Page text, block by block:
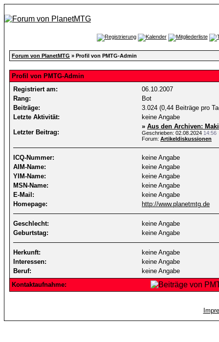
Forum von PlanetMTG » Profil von PMTG-Admin
Profil von PMTG-Admin
Registriert am:
06.10.2007
Rang:
Bot
Beiträge:
3.024 (0,44 Beiträge pro
Letzte Aktivität:
keine Angabe
Letzter Beitrag:
» Aus den Archiven:
Geschrieben: 02.08.2024 14:56
Forum: Artikeldiskussionen
ICQ-Nummer:
keine Angabe
AIM-Name:
keine Angabe
YIM-Name:
keine Angabe
MSN-Name:
keine Angabe
E-Mail:
keine Angabe
Homepage:
http://www.planetmtg.de
Geschlecht:
keine Angabe
Geburtstag:
keine Angabe
Herkunft:
keine Angabe
Interessen:
keine Angabe
Beruf:
keine Angabe
Kontaktaufnahme: